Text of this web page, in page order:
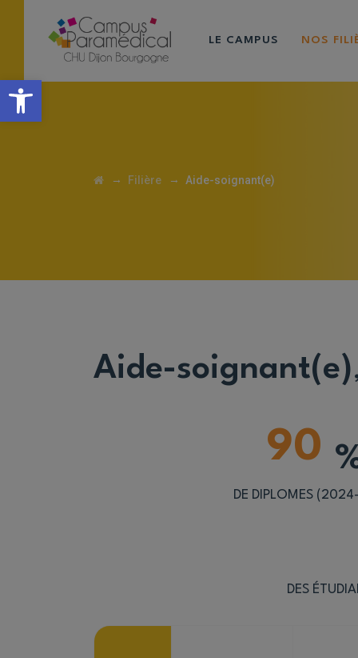
Ouvrir la barre d’outils
LE CAMPUS NOS
→ Filière → Aide-soignant(e)
Aide-soignant(e)
90
DE DIPLOMES
DES